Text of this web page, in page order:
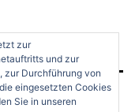
zur
und zur
zur Durchführung von
eingesetzten Cookies
Sie in unseren